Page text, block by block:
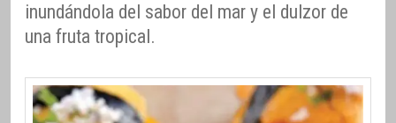
inundándola del sabor del mar y el dulzor de
una fruta tropical.